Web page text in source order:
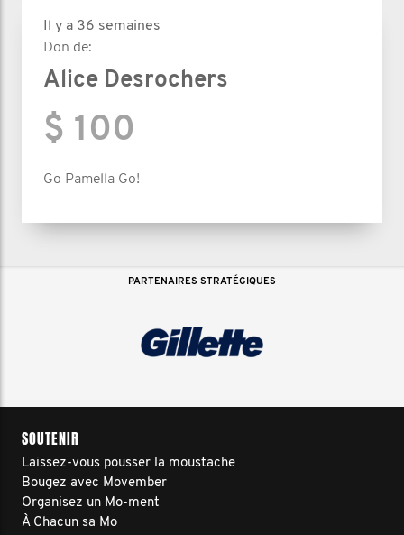
Il y a 36 semaines
Don de:
Alice Desrochers
$ 100
Go Pamella Go!
PARTENAIRES STRATÉGIQUES
SOUTENIR
Laissez-vous pousser la moustache
Bougez avec Movember
Organisez un Mo-ment
À Chacun sa Mo